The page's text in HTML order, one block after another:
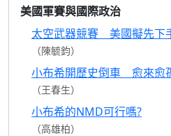
美國軍賽與國際政治
太空武器競賽 美國擬先下
（陳毓鈞）
小布希開歷史倒車 愈來愈
（王春生）
小布希的NMD可行嗎?
（高雄柏）